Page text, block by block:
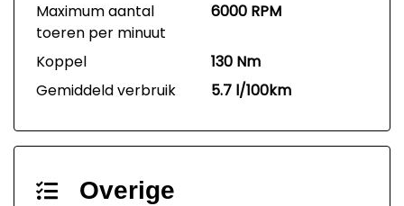
Maximum aantal
toeren per minuut
6000 RPM
Koppel
130 Nm
Gemiddeld verbruik
5.7 l/100km
Overige